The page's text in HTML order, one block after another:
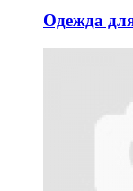
Одежда